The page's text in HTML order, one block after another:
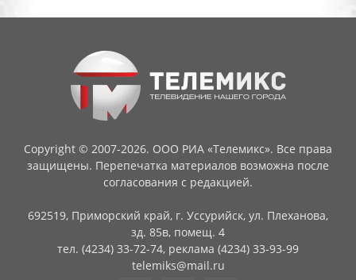
Copyright © 2007-2026. ООО РИА «Телемикс». Все права
защищены. Перепечатка материалов возможна после
согласования с редакцией.
692519, Приморский край, г. Уссурийск, ул. Плеханова,
зд. 85в, помещ. 4
тел. (4234) 33-72-74, реклама (4234) 33-93-99
telemiks@mail.ru